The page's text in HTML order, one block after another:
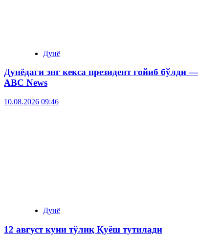
Дунё
Дунёдаги энг кекса президент ғойиб бўлди —
ABC News
10.08.2026 09:46
Дунё
12 август куни тўлиқ Қуёш тутилади